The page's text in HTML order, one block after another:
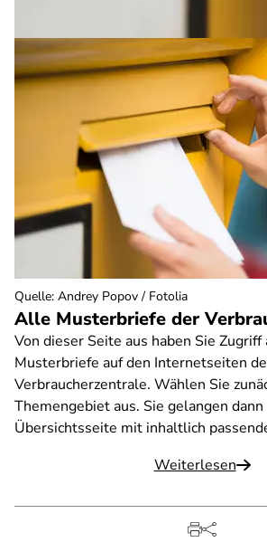
Alle Musterbriefe der
Von dieser Seite aus haben Sie Zugriff
Musterbriefe auf den Internetseiten
Verbraucherzentrale. Wählen Sie
Themengebiet aus. Sie gelangen dann
Übersichtsseite mit inhaltlich
Weiterlesen
Quelle: Andrey Popov / Fotolia